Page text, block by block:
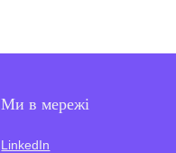
Ми в мережі
LinkedIn